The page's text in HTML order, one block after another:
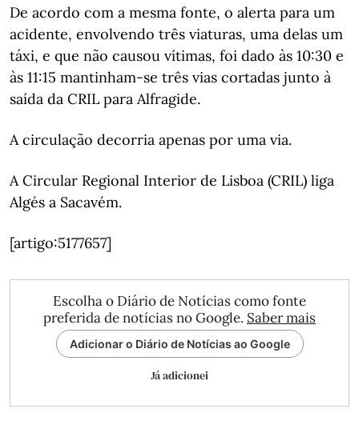
De acordo com a mesma fonte, o alerta para um
acidente, envolvendo três viaturas, uma delas um
táxi, e que não causou vítimas, foi dado às 10:30 e
às 11:15 mantinham-se três vias cortadas junto à
saída da CRIL para Alfragide.
A circulação decorria apenas por uma via.
A Circular Regional Interior de Lisboa (CRIL) liga
Algés a Sacavém.
[artigo:5177657]
Escolha o Diário de Notícias como fonte
preferida de notícias no Google. Saber mais
Adicionar o Diário de Notícias ao Google
Já adicionei